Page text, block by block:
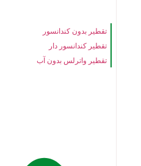
تقطیر بدون کندانسور
تقطیر کندانسور دار
تقطیر واترلس بدون آب